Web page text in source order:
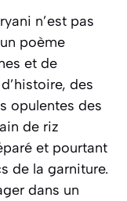
n’est pas
poème
et de
des
opulentes des
de riz
et pourtant
de la garniture.
dans un